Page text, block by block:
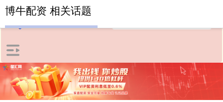
博牛配资 相关话题